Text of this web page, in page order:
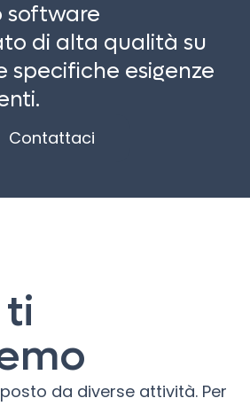
software
di alta qualità su
specifiche esigenze
Contattaci
da diverse attività. Per